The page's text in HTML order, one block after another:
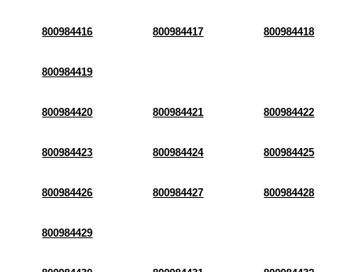
800984416 800984417 800984418
800984419
800984420 800984421 800984422
800984423 800984424 800984425
800984426 800984427 800984428
800984429